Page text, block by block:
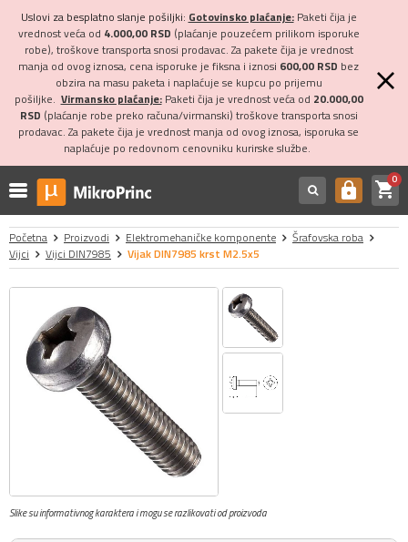
Uslovi za besplatno slanje pošiljki: Gotovinsko plaćanje:Paketi čija je
vrednost veća od 4.000,00 RSD (plaćanje pouzećem prilikom isporuke
robe), troškove transporta snosi prodavac. Za pakete čija je vrednost
manja od ovog iznosa, cena isporuke je fiksna i iznosi 600,00 RSD bez
obzira na masu paketa i naplaćuje se kupcu po prijemu
pošiljke. Virmansko plaćanje:Paketi čija je vrednost veća od 20.000,00
RSD (plaćanje robe preko računa/virmanski) troškove transporta snosi
prodavac. Za pakete čija je vrednost manja od ovog iznosa, isporuka se
naplaćuje po redovnom cenovniku kurirske službe.
https shopping_cart0
Početna Proizvodi Elektromehaničke komponente
Šrafovska roba
Vijci
Vijci DIN7985 Vijak DIN7985 krst M2.5x5
Slike su informativnog karaktera i mogu se razlikovati od proizvoda